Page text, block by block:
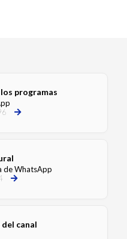
programas
de WhatsApp
canal